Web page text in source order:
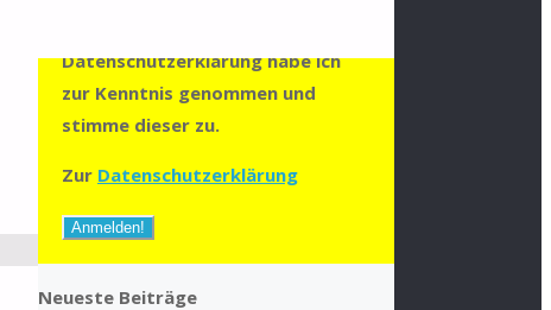
Datenschutzerklärung habe ich
zur Kenntnis genommen und
stimme dieser zu.
Zur Datenschutzerklärung
Neueste Beiträge